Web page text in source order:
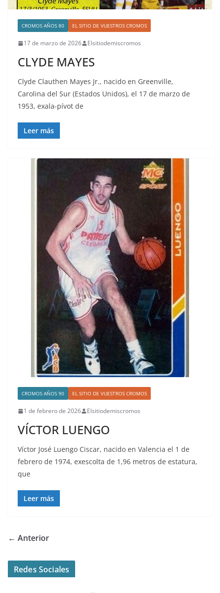
CROMOS AÑOS 80 EL SITIO DE VUESTROS CROMOS
17 de marzo de 2026 Elsitiodemiscromos
CLYDE MAYES
Clyde Clauthen Mayes Jr., nacido en Greenville,
Carolina del Sur (Estados Unidos), el 17 de marzo de
1953, exala-pívot de
Leer más
CROMOS AÑOS 90 EL SITIO DE VUESTROS CROMOS
1 de febrero de 2026 Elsitiodemiscromos
VÍCTOR LUENGO
Víctor José Luengo Ciscar, nacido en Valencia el 1 de
febrero de 1974, exescolta de 1,96 metros de estatura,
que
Leer más
← Anterior
Redes Sociales